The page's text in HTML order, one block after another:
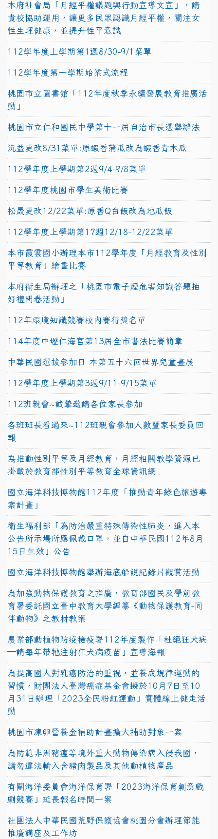
本府社會局「月經平權議題與行動宣導文宣」，請
貴校協助運用，讓更多民眾認識月經平權，關注女
性生理健康，並提升性平意識
112學年度上學期第1週8/30-9/1菜單
112學年度第一學期始業式流程
桃園市立圖書館「112年度秋季永續發展教育推廣活
動」
桃園市立仁和國民中學第十一屆自治市長選舉辦法
沅益更改8/31菜單:原蝦香蒲瓜改為蝦香青木瓜
112學年度上學期第2週9/4-9/8菜單
112學年度桃園市學生美術比賽
松晟更改12/22菜單:原香Q白飯改為地瓜飯
112學年度上學期第17週12/18-12/22菜單
本市霞雲國小辦理本市112學年度「月經教育及性別
平等教育」繪畫比賽
本府衛生局辦理之「桃園市電子煙危害知識答題抽
好禮問卷活動」
112年環境知識競賽校內賽得獎名單
114年度中壢仁海宮第13屆全市書法比賽簡章
中華民國選拔參加日 本第五十六回世界兒童畫展
112學年度上學期第3週9/11-9/15菜單
112班親會~誠摯邀請各位家長參加
各班班長看過來~112班親會參加人數暨家長委員回
報
為推動性別平等及月經教育，月經相關教學資源已
掛載於教育部性別平等教育全球資訊網
國立海洋科技博物館112年度「推動青年綠色旅遊專
案計畫」
衛生福利部「為防治嚴重特殊傳染性肺炎，進入本
公告所示場所應佩戴口罩，並自中華民國112年8月
15日生效」公告
國立海洋科技博物館舉辦海底船說紀錄片觀賞活動
為加強動物保護教育之推廣，教育部國民及學前教
育署委託國立臺中教育大學編纂《動物保護教育-同
伴動物》之教材教案
農業部動植物防疫檢疫署112年度製作「杜絕狂犬病
—請每年帶牠注射狂犬病疫苗」宣導海報
為提高國人對乳癌防治的重視，並養成規律運動的
習慣，財團法人臺灣癌症基金會擬於10月7日至10
月31日辦理「2023全民粉紅運動」實體線上健走活
動
桃園市凍卵營養金補助計畫擴大補助對象一案
為防範非洲豬瘟等境外重大動物傳染病入侵我國，
請勿違法輸入含豬肉製品及其他動植物產品
有關海洋委員會海洋保育署「2023海洋保育創意戲
劇競賽」延長報名時間一案
社團法人中華民國荒野保護協會桃園分會辦理節能
推廣講座及工作坊